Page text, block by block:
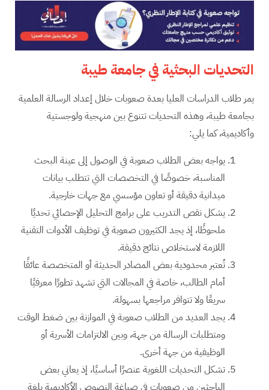
التحديات البحثية في جامعة طيبة
يمر طلاب الدراسات العليا بعدة صعوبات خلال إعداد الرسالة العلمية
بجامعة طيبة، وهذه التحديات تتنوع بين منهجية ولوجستية
وأكاديمية، كما يلي:
يواجه بعض الطلاب صعوبة في الوصول إلى عينة البحث
المناسبة، خصوصًا في التخصصات التي تتطلب بيانات
ميدانية دقيقة أو تعاون مؤسسي مع جهات خارجية.
يشكل نقص التدريب على برامج التحليل الإحصائي تحديًا
ملحوظًا، إذ يجد الكثيرون صعوبة في توظيف الأدوات التقنية
اللازمة لاستخلاص نتائج دقيقة.
تُعتبر محدودية بعض المصادر الحديثة أو المتخصصة عائقًا
أمام الطالب، خاصة في المجالات التي تشهد تطورًا معرفيًا
سريعًا ولا تتوافر مراجعها بسهولة.
يجد العديد من الطلاب صعوبة في الموازنة بين ضغط الوقت
ومتطلبات الرسالة من جهة، وبين الالتزامات الأسرية أو
الوظيفية من جهة أخرى.
تشكل التحديات اللغوية عنصرًا أساسيًا، إذ يعاني بعض
الباحثين من صعوبات في صياغة النصوص الأكاديمية بلغة